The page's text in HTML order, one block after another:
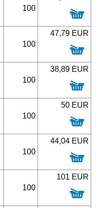
100
100
47,79 EUR
100
38,89 EUR
100
50 EUR
100
44,04 EUR
100
101 EUR